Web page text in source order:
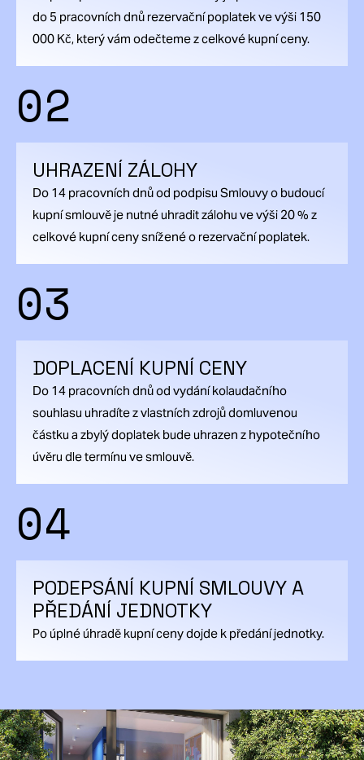
do 5 pracovních dnů rezervační poplatek ve výši 150
000 Kč, který vám odečteme z celkové kupní ceny.
02
UHRAZENÍ ZÁLOHY
Do 14 pracovních dnů od podpisu Smlouvy o budoucí
kupní smlouvě je nutné uhradit zálohu ve výši 20 % z
celkové kupní ceny snížené o rezervační poplatek.
03
DOPLACENÍ KUPNÍ CENY
Do 14 pracovních dnů od vydání kolaudačního
souhlasu uhradíte z vlastních zdrojů domluvenou
částku a zbylý doplatek bude uhrazen z hypotečního
úvěru dle termínu ve smlouvě.
04
PODEPSÁNÍ KUPNÍ SMLOUVY A
PŘEDÁNÍ JEDNOTKY
Po úplné úhradě kupní ceny dojde k předání jednotky.